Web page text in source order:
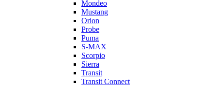
Mondeo
Mustang
Orion
Probe
Puma
S-MAX
Scorpio
Sierra
Transit
Transit Connect